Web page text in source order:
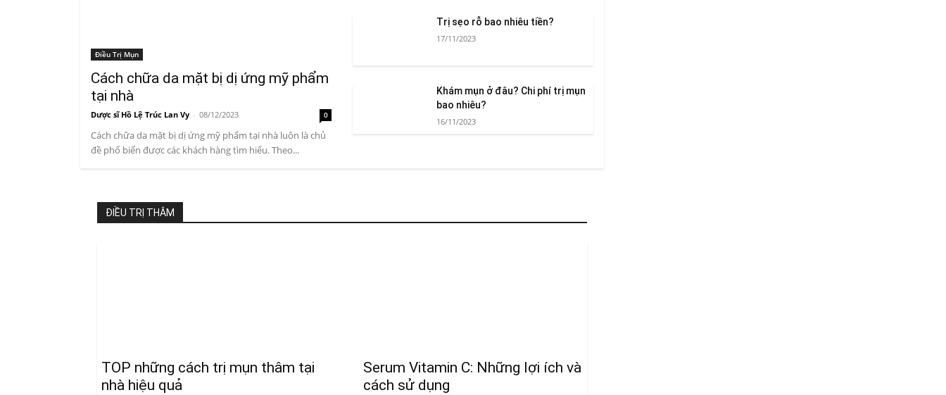
Điều Trị Mụn
Cách chữa da mặt bị dị ứng mỹ phẩm
tại nhà
Dược sĩ Hồ Lệ Trúc Lan Vy - 08/12/2023 0
Cách chữa da mặt bị dị ứng mỹ phẩm tại nhà luôn là chủ
đề phổ biến được các khách hàng tìm hiểu. Theo...
Trị sẹo rỗ bao nhiêu tiền?
17/11/2023
Khám mụn ở đâu? Chi phí trị mụn
bao nhiêu?
16/11/2023
ĐIỀU TRỊ THÂM
TOP những cách trị mụn thâm tại
nhà hiệu quả
Serum Vitamin C: Những lợi ích và
cách sử dụng